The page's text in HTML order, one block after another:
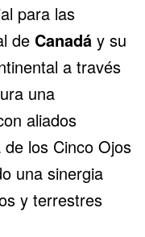
para las
de Canadá y su
a través
una
aliados
los Cinco Ojos
una sinergia
y terrestres